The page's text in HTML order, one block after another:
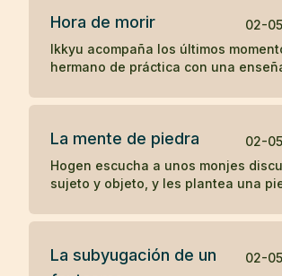
Hora de morir
02-
Ikkyu acompaña los últimos
hermano de práctica con una
muere.
La mente de piedra
02-
Hogen escucha a unos monjes
sujeto y objeto, y les plantea una
La subyugación de un
02-